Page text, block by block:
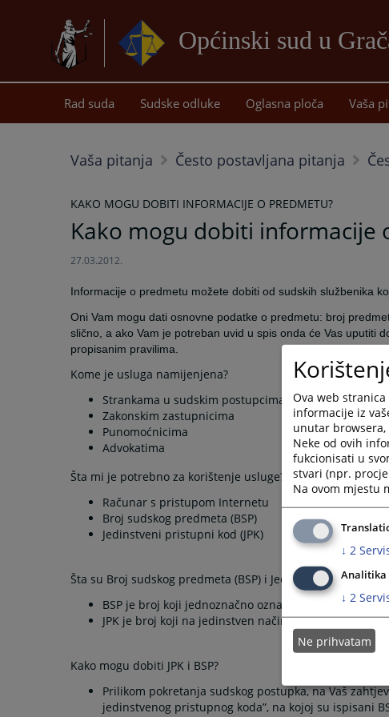
Općinski sud u
Rad suda Sudske odluke Oglasna ploča Vaša
Vaša pitanja Često postavljana pitanja
KAKO MOGU DOBITI INFORMACIJE O PREDMETU?
Kako mogu dobiti informacije
27.03.2012.
Informacije o predmetu možete dobiti od sudskih službenika
Oni Vam mogu dati osnovne podatke o predmetu: broj
slično, a ako Vam je potreban uvid u spis onda će Vas uputiti
propisanim pravilima.
Kome je usluga namijenjena?
Strankama u sudskim postupcima
Zakonskim zastupnicima
Punomoćnicima
Advokatima
Šta mi je potrebno za korištenje usluge?
Računar s pristupom Internetu
Broj sudskog predmeta (BSP)
Jedinstveni pristupni kod (JPK)
Šta su Broj sudskog predmeta (BSP) i Jedinstveni pristupni
BSP je broj koji jednoznačno označava svaki sudski
JPK je broj koji na jedinstven način identificira
Kako mogu dobiti JPK i BSP?
Prilikom pokretanja sudskog postupka, na Vaš
jedinstvenog pristupnog koda”, na kojoj su ispisani
Ova web
informacije iz
unutar browsera,
Neke od ovih
fukcionisati u
stvari (npr.
Na ovom mjestu
↓ 2
Analitika
↓ 2
Ne prihvatam